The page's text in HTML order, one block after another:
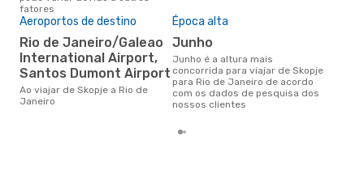
fatores
Aeroportos de destino
Rio de Janeiro/Galeao
International Airport,
Santos Dumont Airport
Ao viajar de Skopje a Rio de
Janeiro
Época alta
junho
junho é a altura mais
concorrida para viajar de Skopje
para Rio de Janeiro de acordo
com os dados de pesquisa dos
nossos clientes